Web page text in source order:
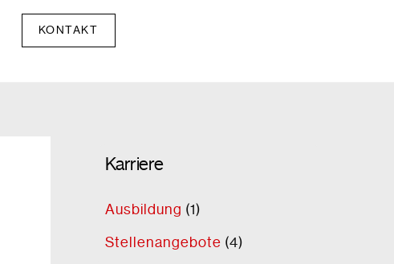
KONTAKT
Karriere
Ausbildung (1)
Stellenangebote (4)